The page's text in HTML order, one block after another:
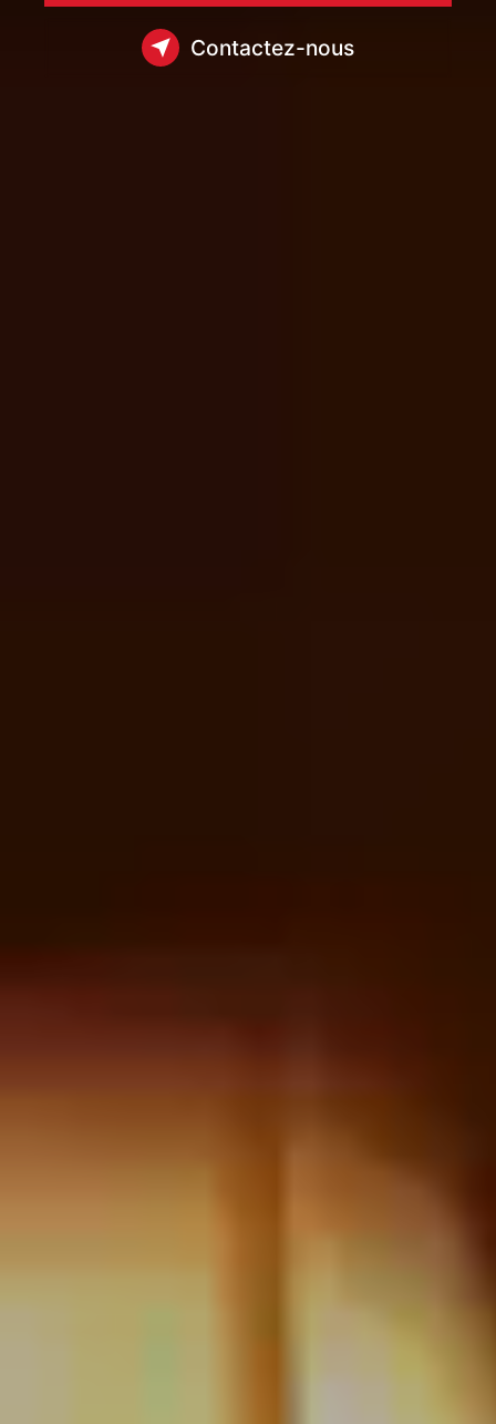
Contactez-nous